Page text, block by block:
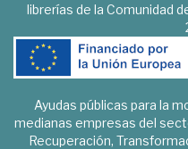
librerías de la Comunidad
Ayudas públicas para la
medianas empresas del
Recuperación,